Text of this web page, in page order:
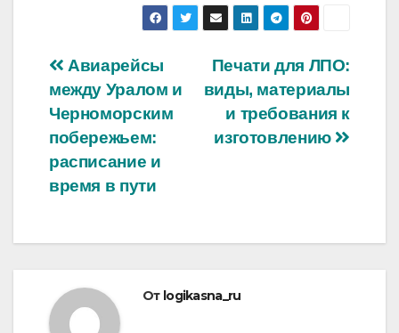
Навигация
по
записям
Печати для ЛПО:
виды, материалы
и требования к
изготовлению
Авиарейсы
между Уралом и
Черноморским
побережьем:
расписание и
время в пути
От logikasna_ru